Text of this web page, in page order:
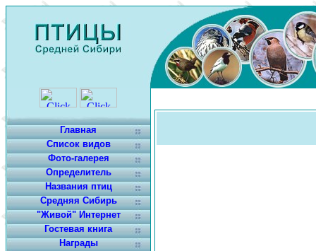
Главная
Список видов
Фото-галерея
Определитель
Названия птиц
Средняя Сибирь
"Живой" Интернет
Гостевая книга
Награды